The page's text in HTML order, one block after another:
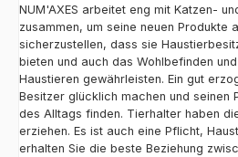
NUM'AXES arbeitet eng mit Katzen-
zusammen, um seine neuen Produkte
sicherzustellen, dass sie
bieten und auch das Wohlbefinden
Haustieren gewährleisten. Ein gut
Besitzer glücklich machen und seinen
des Alltags finden. Tierhalter haben
erziehen. Es ist auch eine Pflicht,
erhalten Sie die beste Beziehung